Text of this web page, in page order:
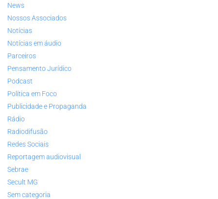
News
Nossos Associados
Notícias
Notícias em áudio
Parceiros
Pensamento Jurídico
Podcast
Política em Foco
Publicidade e Propaganda
Rádio
Radiodifusão
Redes Sociais
Reportagem audiovisual
Sebrae
Secult MG
Sem categoria